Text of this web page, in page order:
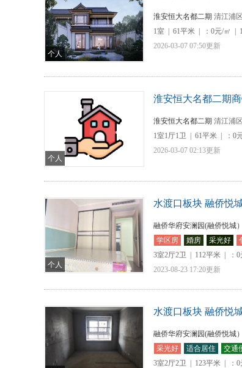
个人
淮安恒大名都二期 清江浦区
1室
61平米 ：0元/㎡
2026-03-07 07:50更新
个人
淮安恒大名都二期
淮安恒大名都二期 清江浦区
1室1厅1卫
61平米 ：0
2026-03-07 02:13更新
个人
水渡口板块 融侨悦
融侨华府安澜园(融侨悦城）
学区房
婚房 采光好
3室2厅2卫
112平米 ：
2023-08-23 17:20更新
水渡口板块 融侨悦
融侨华府安澜园(融侨悦城）
采光好
适合居住
交通
3室2厅2卫
123平米 ：